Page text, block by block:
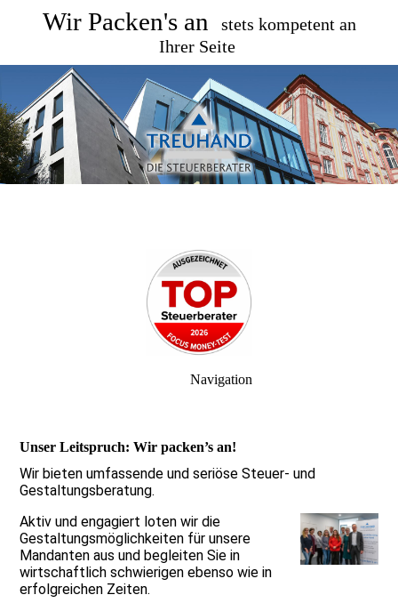
Wir Packen's an
stets kompetent an
Ihrer Seite
Navigation
Unser Leitspruch: Wir packen’s an!
Wir bieten umfassende und seriöse Steuer- und
Gestaltungsberatung.
Aktiv und engagiert loten wir die
Gestaltungsmöglichkeiten für unsere
Mandanten aus und begleiten Sie in
wirtschaftlich schwierigen ebenso wie in
erfolgreichen Zeiten.